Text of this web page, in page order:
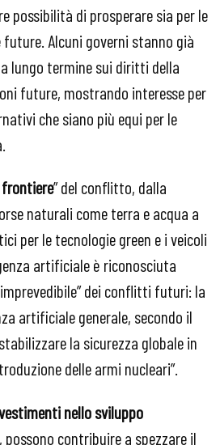
possibilità di prosperare sia per le
Alcuni governi stanno già
lungo termine sui diritti della
future, mostrando interesse per
che siano più equi per le
” del conflitto, dalla
naturali come terra e acqua a
per le tecnologie green e i veicoli
artificiale è riconosciuta
dei conflitti futuri: la
artificiale generale, secondo il
la sicurezza globale in
delle armi nucleari”.
nello sviluppo
possono contribuire a spezzare il